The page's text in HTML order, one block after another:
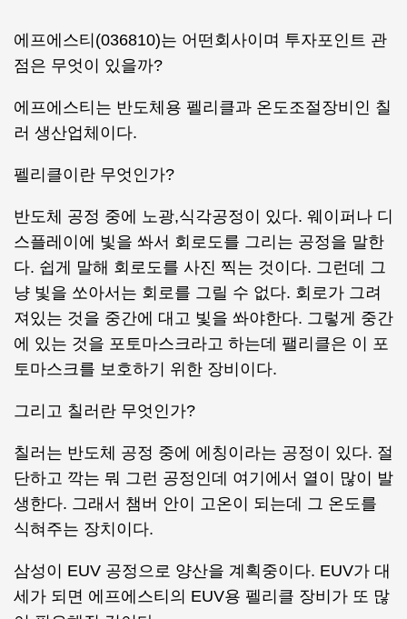
에프에스티(036810)는 어떤회사이며 투자포인트 관
점은 무엇이 있을까?
에프에스티는 반도체용 펠리클과 온도조절장비인 칠
러 생산업체이다.
펠리클이란 무엇인가?
반도체 공정 중에 노광,식각공정이 있다. 웨이퍼나 디
스플레이에 빛을 쏴서 회로도를 그리는 공정을 말한
다. 쉽게 말해 회로도를 사진 찍는 것이다. 그런데 그
냥 빛을 쏘아서는 회로를 그릴 수 없다. 회로가 그려
져있는 것을 중간에 대고 빛을 쏴야한다. 그렇게 중간
에 있는 것을 포토마스크라고 하는데 팰리클은 이 포
토마스크를 보호하기 위한 장비이다.
그리고 칠러란 무엇인가?
칠러는 반도체 공정 중에 에칭이라는 공정이 있다. 절
단하고 깍는 뭐 그런 공정인데 여기에서 열이 많이 발
생한다. 그래서 챔버 안이 고온이 되는데 그 온도를
식혀주는 장치이다.
삼성이 EUV 공정으로 양산을 계획중이다. EUV가 대
세가 되면 에프에스티의 EUV용 펠리클 장비가 또 많